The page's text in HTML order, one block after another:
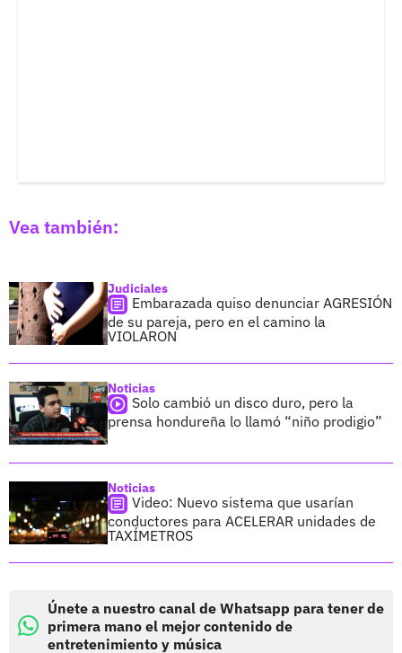
Vea también:
Judiciales
Embarazada quiso denunciar AGRESIÓN
de su pareja, pero en el camino la
VIOLARON
Noticias
Solo cambió un disco duro, pero la
prensa hondureña lo llamó “niño prodigio”
Noticias
Video: Nuevo sistema que usarían
conductores para ACELERAR unidades de
TAXÍMETROS
Únete a nuestro canal de Whatsapp para tener de
primera mano el mejor contenido de
entretenimiento y música